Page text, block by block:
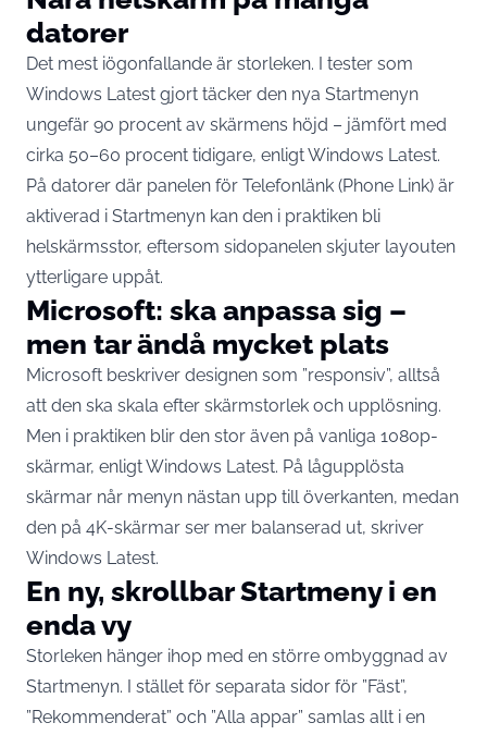
datorer
Det mest iögonfallande är storleken. I tester som
Windows Latest gjort täcker den nya Startmenyn
ungefär 90 procent av skärmens höjd – jämfört med
cirka 50–60 procent tidigare, enligtWindows Latest.
På datorer där panelen för Telefonlänk (Phone Link) är
aktiverad i Startmenyn kan den i praktiken bli
helskärmsstor, eftersom sidopanelen skjuter layouten
ytterligare uppåt.
Microsoft: ska anpassa sig –
men tar ändå mycket plats
Microsoft beskriver designen som ”responsiv”, alltså
att den ska skala efter skärmstorlek och upplösning.
Men i praktiken blir den stor även på vanliga 1080p-
skärmar, enligt Windows Latest. På lågupplösta
skärmar når menyn nästan upp till överkanten, medan
den på 4K-skärmar ser mer balanserad ut, skriver
Windows Latest.
En ny, skrollbar Startmeny i en
enda vy
Storleken hänger ihop med en större ombyggnad av
Startmenyn. I stället för separata sidor för ”Fäst”,
”Rekommenderat” och ”Alla appar” samlas allt i en